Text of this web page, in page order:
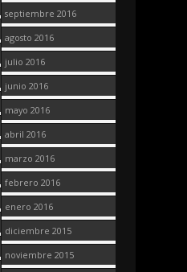
septiembre 2016
agosto 2016
julio 2016
junio 2016
mayo 2016
abril 2016
marzo 2016
febrero 2016
enero 2016
diciembre 2015
noviembre 2015